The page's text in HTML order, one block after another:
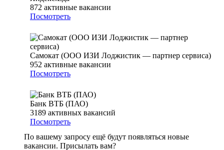
872 активные вакансии
Посмотреть
Самокат (ООО ИЗИ Лоджистик — партнер сервиса)
952 активные вакансии
Посмотреть
Банк ВТБ (ПАО)
3189 активных вакансий
Посмотреть
По вашему запросу ещё будут появляться новые
вакансии. Присылать вам?